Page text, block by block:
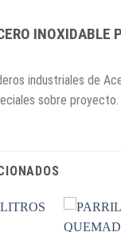
INOXIDABLE
industriales de
sobre proyecto.